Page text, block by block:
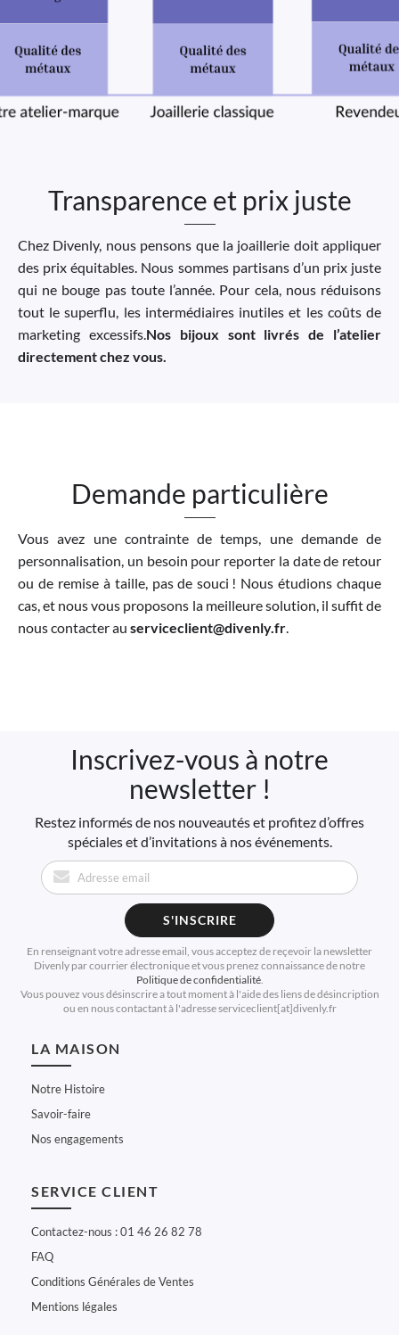
Transparence et prix juste
Chez Divenly, nous pensons que la joaillerie doit appliquer
des prix équitables. Nous sommes partisans d’un prix juste
qui ne bouge pas toute l’année. Pour cela, nous réduisons
tout le superflu, les intermédiaires inutiles et les coûts de
marketing excessifs. Nos bijoux sont livrés de l’atelier
directement chez vous.
Demande particulière
Vous avez une contrainte de temps, une demande de
personnalisation, un besoin pour reporter la date de retour
ou de remise à taille, pas de souci ! Nous étudions chaque
cas, et nous vous proposons la meilleure solution, il suffit de
nous contacter au serviceclient@divenly.fr.
Inscrivez-vous à notre
newsletter !
Restez informés de nos nouveautés et profitez d’offres
spéciales et d’invitations à nos événements.
S'INSCRIRE
En renseignant votre adresse email, vous acceptez de reçevoir la newsletter
Divenly par courrier électronique et vous prenez connaissance de notre
Politique de confidentialité.
Vous pouvez vous désinscrire a tout moment à l'aide des liens de désincription
ou en nous contactant à l'adresse serviceclient[at]divenly.fr
LA MAISON
Notre Histoire
Savoir-faire
Nos engagements
SERVICE CLIENT
Contactez-nous : 01 46 26 82 78
FAQ
Conditions Générales de Ventes
Mentions légales